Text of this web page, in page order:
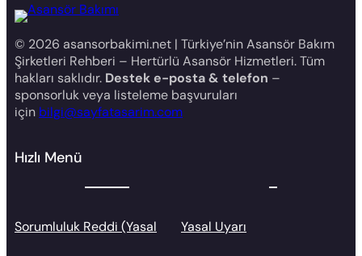
© 2026 asansorbakimi.net | Türkiye’nin Asansör Bakım
Şirketleri Rehberi – Hertürlü Asansör Hizmetleri. Tüm
hakları saklıdır. Destek e-posta & telefon –
sponsorluk veya listeleme başvuruları
için bilgi@sayfatasarim.com
Hızlı Menü
Sorumluluk Reddi (Yasal Yasal Uyarı